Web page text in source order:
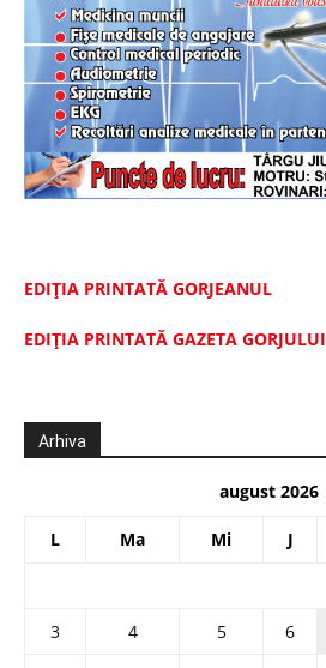
EDIȚIA PRINTATĂ GORJEANUL
EDIŢIA PRINTATĂ GAZETA GORJULUI
Arhiva
august 2026
L Ma Mi J
3
4 5 6